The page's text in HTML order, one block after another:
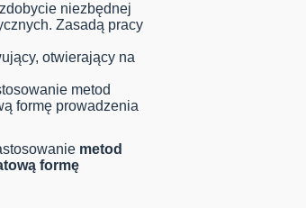
niezbędnej
Zasadą pracy
otwierający na
metod
formę prowadzenia
metod
formę